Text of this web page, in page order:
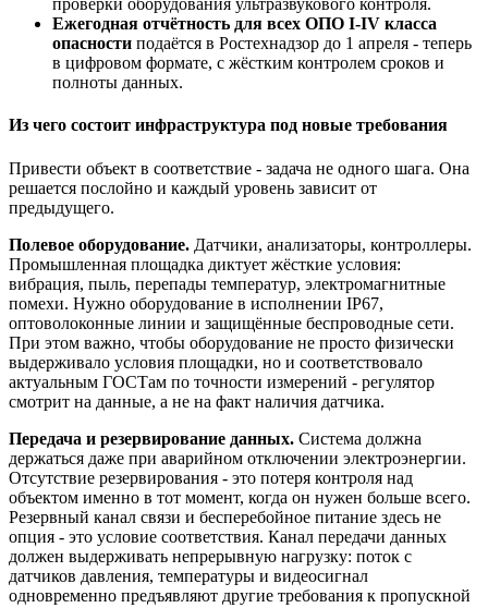
проверки оборудования ультразвукового контроля.
Ежегодная отчётность для всех ОПО I-IV класса
опасности подаётся в Ростехнадзор до 1 апреля - теперь
в цифровом формате, с жёстким контролем сроков и
полноты данных.
Из чего состоит инфраструктура под новые требования
Привести объект в соответствие - задача не одного шага. Она
решается послойно и каждый уровень зависит от
предыдущего.
Полевое оборудование. Датчики, анализаторы, контроллеры.
Промышленная площадка диктует жёсткие условия:
вибрация, пыль, перепады температур, электромагнитные
помехи. Нужно оборудование в исполнении IP67,
оптоволоконные линии и защищённые беспроводные сети.
При этом важно, чтобы оборудование не просто физически
выдерживало условия площадки, но и соответствовало
актуальным ГОСТам по точности измерений - регулятор
смотрит на данные, а не на факт наличия датчика.
Передача и резервирование данных. Система должна
держаться даже при аварийном отключении электроэнергии.
Отсутствие резервирования - это потеря контроля над
объектом именно в тот момент, когда он нужен больше всего.
Резервный канал связи и бесперебойное питание здесь не
опция - это условие соответствия. Канал передачи данных
должен выдерживать непрерывную нагрузку: поток с
датчиков давления, температуры и видеосигнал
одновременно предъявляют другие требования к пропускной